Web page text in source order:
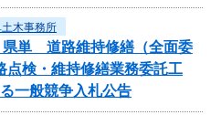
木事務所
単 道路維持修繕（全面委
検・維持修繕業務委託工
一般競争入札公告